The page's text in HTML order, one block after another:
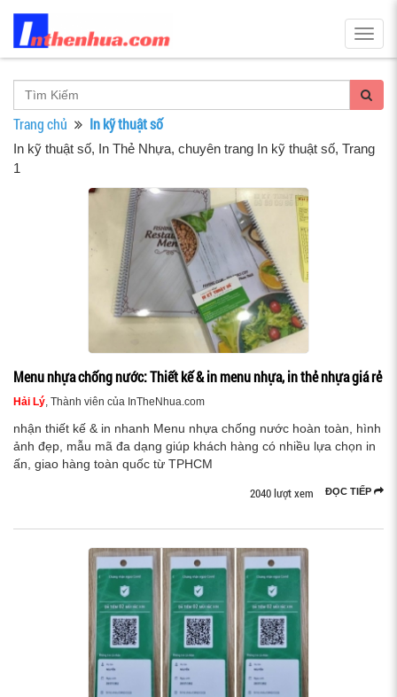
Trang chủ In kỹ thuật số
In kỹ thuật số, In Thẻ Nhựa, chuyên trang In kỹ thuật số, Trang
1
Menu nhựa chống nước: Thiết kế & in menu nhựa, in thẻ nhựa giá rẻ
Hải Lý, Thành viên của InTheNhua.com
nhận thiết kế & in nhanh Menu nhựa chống nước hoàn toàn, hình
ảnh đẹp, mẫu mã đa dạng giúp khách hàng có nhiều lựa chọn in
ấn, giao hàng toàn quốc từ TPHCM
ĐỌC TIẾP
2040 lượt xem